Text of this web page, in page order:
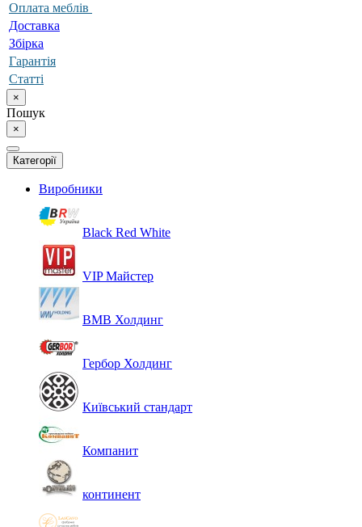
Оплата меблів
Доставка
Збірка
Гарантія
Статті
×
Пошук
×
Категорії
Виробники
Black Red White
VIP Майстер
ВМВ Холдинг
Гербор Холдинг
Київський стандарт
Компанит
континент